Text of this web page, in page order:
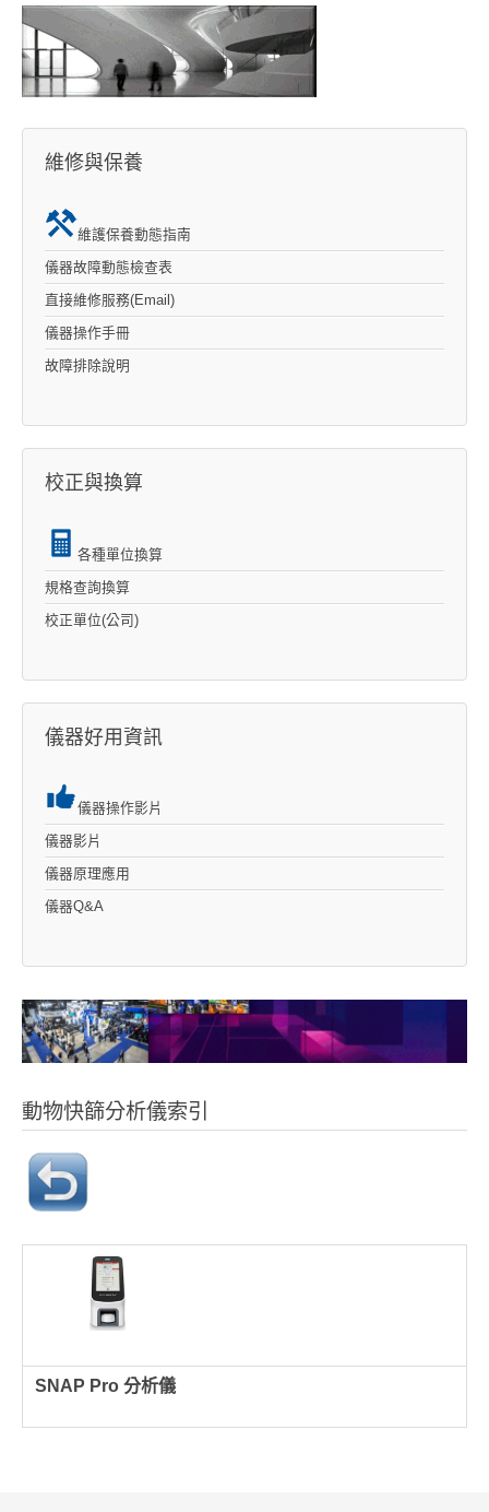
維修與保養
維護保養動態指南
儀器故障動態檢查表
直接維修服務(Email)
儀器操作手冊
故障排除說明
校正與換算
各種單位換算
規格查詢換算
校正單位(公司)
儀器好用資訊
儀器操作影片
儀器影片
儀器原理應用
儀器Q&A
動物快篩分析儀索引
SNAP Pro 分析儀